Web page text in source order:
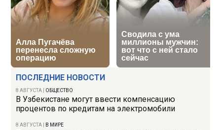
ПОСЛЕДНИЕ НОВОСТИ
8 АВГУСТА ОБЩЕСТВО
В Узбекистане могут ввести компенсацию
процентов по кредитам на электромобили
8 АВГУСТА В МИРЕ